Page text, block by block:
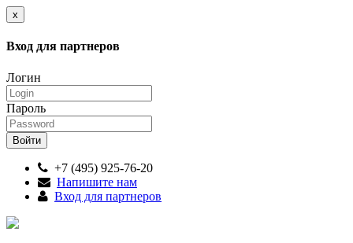
x
Вход для партнеров
Логин
Пароль
+7 (495) 925-76-20
Напишите нам
Вход для партнеров